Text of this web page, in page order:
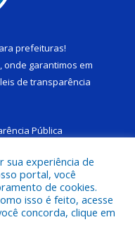
prefeituras!
onde garantimos em
leis de transparência
Pública
Municipal de Ponta de
sua experiência de
portal, você
de cookies.
isso é feito, acesse
concorda, clique em